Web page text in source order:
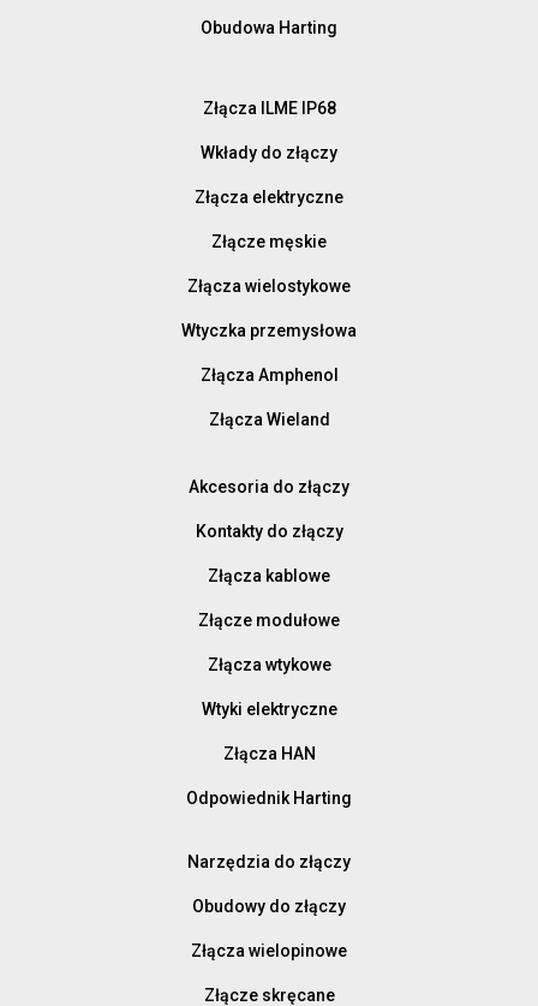
Obudowa Harting
Złącza ILME IP68
Wkłady do złączy
Złącza elektryczne
Złącze męskie
Złącza wielostykowe
Wtyczka przemysłowa
Złącza Amphenol
Złącza Wieland
Akcesoria do złączy
Kontakty do złączy
Złącza kablowe
Złącze modułowe
Złącza wtykowe
Wtyki elektryczne
Złącza HAN
Odpowiednik Harting
Narzędzia do złączy
Obudowy do złączy
Złącza wielopinowe
Złącze skręcane